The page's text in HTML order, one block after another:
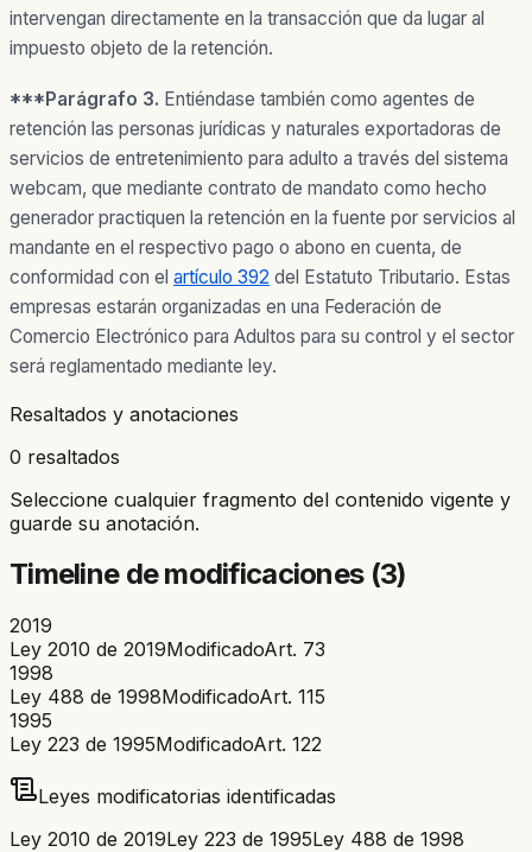
intervengan directamente en la transacción que da lugar al
impuesto objeto de la retención.
***Parágrafo 3. Entiéndase también como agentes de
retención las personas jurídicas y naturales exportadoras de
servicios de entretenimiento para adulto a través del sistema
webcam, que mediante contrato de mandato como hecho
generador practiquen la retención en la fuente por servicios al
mandante en el respectivo pago o abono en cuenta, de
conformidad con el artículo 392 del Estatuto Tributario. Estas
empresas estarán organizadas en una Federación de
Comercio Electrónico para Adultos para su control y el sector
será reglamentado mediante ley.
Resaltados y anotaciones
0 resaltados
Seleccione cualquier fragmento del contenido vigente y
guarde su anotación.
Timeline de modificaciones (3)
2019
Ley 2010 de 2019ModificadoArt. 73
1998
Ley 488 de 1998ModificadoArt. 115
1995
Ley 223 de 1995ModificadoArt. 122
Leyes modificatorias identificadas
Ley 2010 de 2019Ley 223 de 1995Ley 488 de 1998